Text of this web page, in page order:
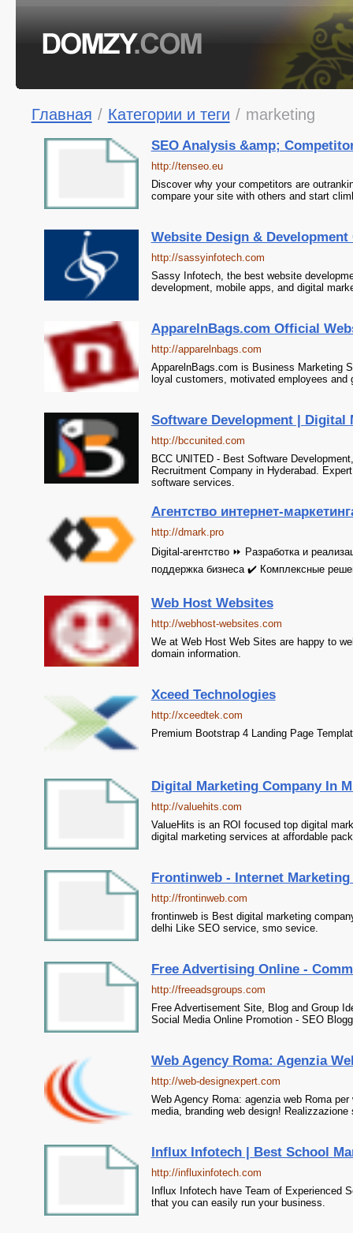
Главная / Категории и теги / marketing
SEO Analysis &amp;
http://tenseo.eu
Discover why your competitors are
compare your site with others and start
Website Design &
http://sassyinfotech.com
Sassy Infotech, the best website
development, mobile apps, and digital
ApparelnBags.com Official
http://apparelnbags.com
ApparelnBags.com is Business Marketing
loyal customers, motivated employees and
Software Development | Digital
http://bccunited.com
BCC UNITED - Best Software
Recruitment Company in Hyderabad.
software services.
Агентство интернет-
http://dmark.pro
Digital-агентство ⏩ Разработка и
поддержка бизнеса ✔️ Комплексные
Web Host Websites
http://webhost-websites.com
We at Web Host Web Sites are happy to
domain information.
Xceed Technologies
http://xceedtek.com
Premium Bootstrap 4 Landing Page
Digital Marketing Company In
http://valuehits.com
ValueHits is an ROI focused top digital
digital marketing services at affordable
Frontinweb - Internet
http://frontinweb.com
frontinweb is Best digital marketing
delhi Like SEO service, smo sevice.
Free Advertising Online -
http://freeadsgroups.com
Free Advertisement Site, Blog and Group
Social Media Online Promotion - SEO
Web Agency Roma: Agenzia
http://web-designexpert.com
Web Agency Roma: agenzia web Roma
media, branding web design! Realizzazione
Influx Infotech | Best School
http://influxinfotech.com
Influx Infotech have Team of Experienced
that you can easily run your business.